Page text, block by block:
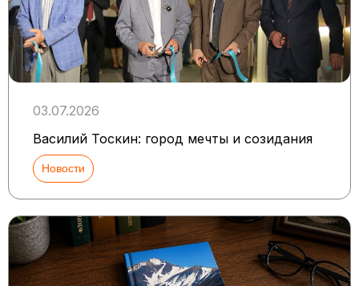
03.07.2026
Василий Тоскин: город мечты и созидания
Новости